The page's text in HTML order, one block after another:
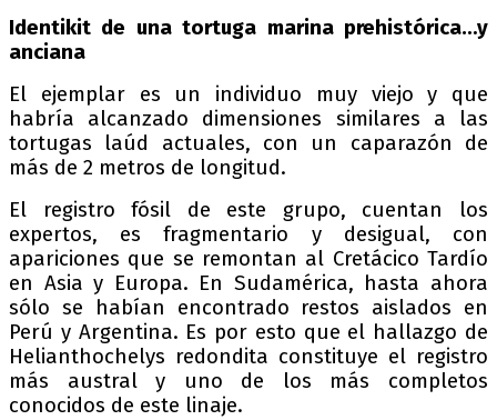
Identikit de una tortuga marina prehistórica…y
anciana
El ejemplar es un individuo muy viejo y que
habría alcanzado dimensiones similares a las
tortugas laúd actuales, con un caparazón de
más de 2 metros de longitud.
El registro fósil de este grupo, cuentan los
expertos, es fragmentario y desigual, con
apariciones que se remontan al Cretácico Tardío
en Asia y Europa. En Sudamérica, hasta ahora
sólo se habían encontrado restos aislados en
Perú y Argentina. Es por esto que el hallazgo de
Helianthochelys redondita constituye el registro
más austral y uno de los más completos
conocidos de este linaje.